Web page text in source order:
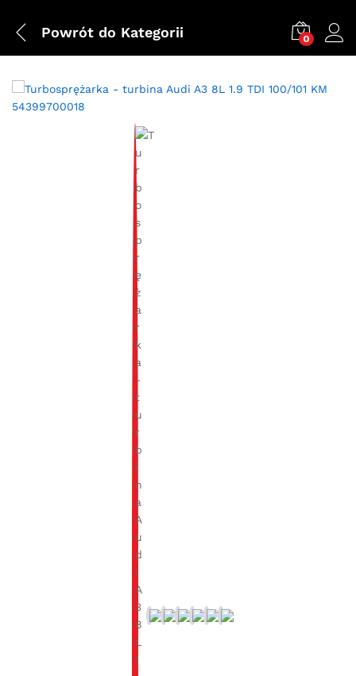
Powrót do Kategorii 0